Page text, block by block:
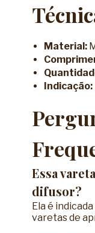
Material:
Indicação:
Essa
difusor?
Ela é
varetas de